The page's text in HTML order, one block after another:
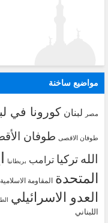
مواضيع ساخنة
مصر لبنان كورونا في
طوفان الاقصى طوفان
الله تركيا ترامب بريطانيا
المتحدة المقاومة الاسلامية
العدو الاسرائيلي
اللبناني